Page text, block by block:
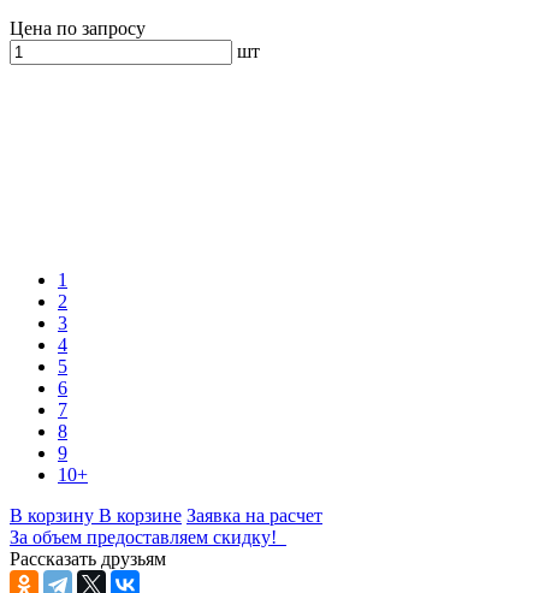
Цена по запросу
шт
1
2
3
4
5
6
7
8
9
10+
В корзину В корзине Заявка на расчет
За объем предоставляем скидку!
Рассказать друзьям